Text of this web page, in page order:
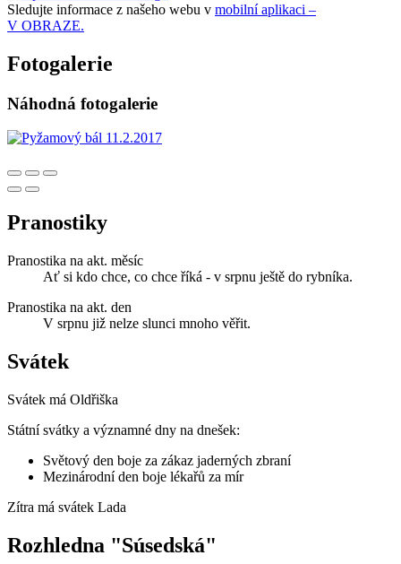
Sledujte informace z našeho webu v mobilní aplikaci –
V OBRAZE.
Fotogalerie
Náhodná fotogalerie
Pranostiky
Pranostika na akt. měsíc
Ať si kdo chce, co chce říká - v srpnu ještě do rybníka.
Pranostika na akt. den
V srpnu již nelze slunci mnoho věřit.
Svátek
Svátek má Oldřiška
Státní svátky a významné dny na dnešek:
Světový den boje za zákaz jaderných zbraní
Mezinárodní den boje lékařů za mír
Zítra má svátek Lada
Rozhledna "Súsedská"